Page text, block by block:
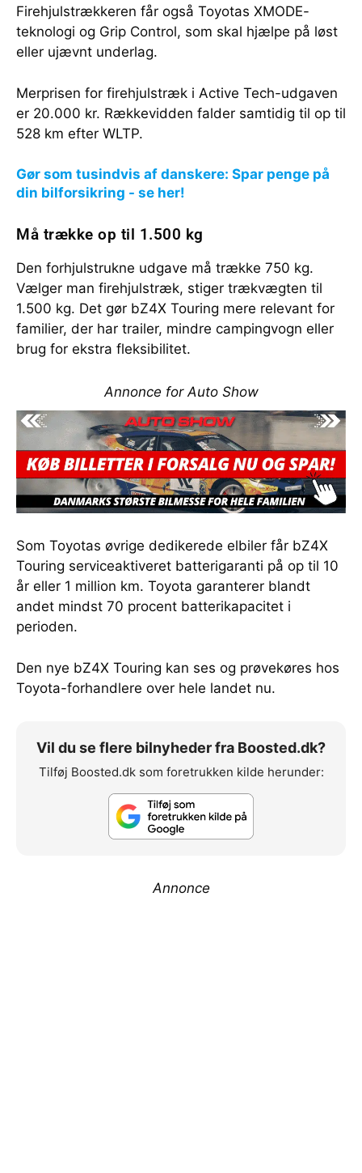
Firehjulstrækkeren får også Toyotas XMODE-
teknologi og Grip Control, som skal hjælpe på løst
eller ujævnt underlag.
Merprisen for firehjulstræk i Active Tech-udgaven
er 20.000 kr. Rækkevidden falder samtidig til op til
528 km efter WLTP.
Gør som tusindvis af danskere: Spar penge på
din bilforsikring - se her!
Må trække op til 1.500 kg
Den forhjulstrukne udgave må trække 750 kg.
Vælger man firehjulstræk, stiger trækvægten til
1.500 kg. Det gør bZ4X Touring mere relevant for
familier, der har trailer, mindre campingvogn eller
brug for ekstra fleksibilitet.
Annonce for Auto Show
Som Toyotas øvrige dedikerede elbiler får bZ4X
Touring serviceaktiveret batterigaranti på op til 10
år eller 1 million km. Toyota garanterer blandt
andet mindst 70 procent batterikapacitet i
perioden.
Den nye bZ4X Touring kan ses og prøvekøres hos
Toyota-forhandlere over hele landet nu.
Vil du se flere bilnyheder fra Boosted.dk?
Tilføj Boosted.dk som foretrukken kilde herunder:
Annonce